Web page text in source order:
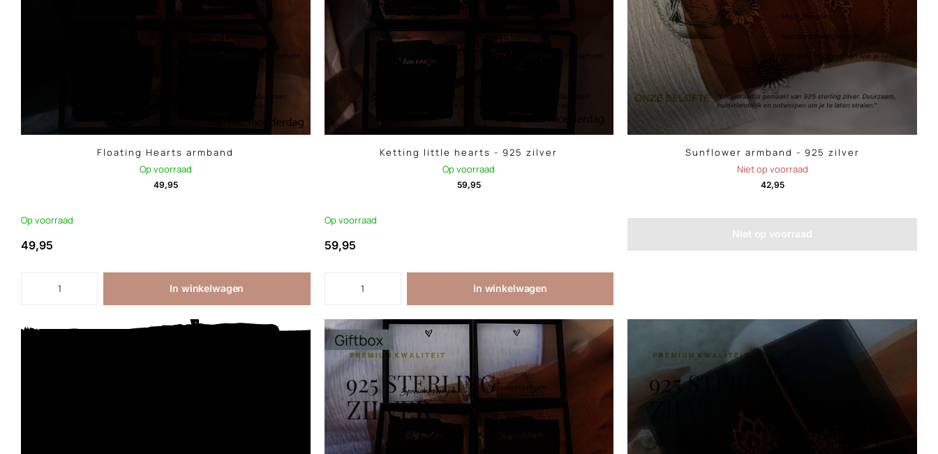
Floating Hearts armband
Op voorraad
49,95
Op voorraad
49,95
In winkelwagen
Ketting little hearts - 925 zilver
Op voorraad
59,95
Op voorraad
59,95
In winkelwagen
Sunflower armband - 925 zilver
Niet op voorraad
42,95
Niet op voorraad